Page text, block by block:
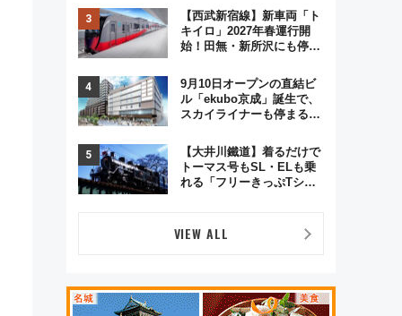
く8,000発の大迫力＆屋台
を満喫
【西武新宿線】新車両「ト
キイロ」2027年春運行開
始！田無・新所沢にも停
弾」も
9月10日オープンの直結ビ
ル「ekubo京成」誕生で、
スカイライナーも停まる巨
変わる？ 全テナント情報も
公開！
【大井川鐵道】着るだけで
トーマス号もSL・ELも乗
れる「フリーきっぷTシャ
VIEW ALL